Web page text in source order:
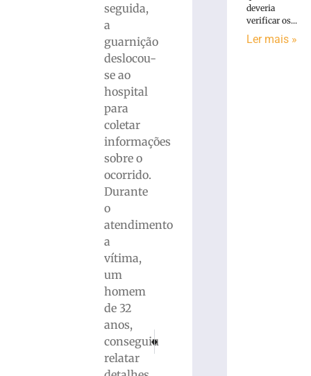
seguida,
a
guarnição
deslocou-
se ao
hospital
para
coletar
informações
sobre o
ocorrido.
Durante
o
atendimento
a
vítima,
um
homem
de 32
anos,
conseguiu
relatar
PRÓXIMO
Polícia Civil investe em ações de combate à
deveria
verificar os...
Ler mais »